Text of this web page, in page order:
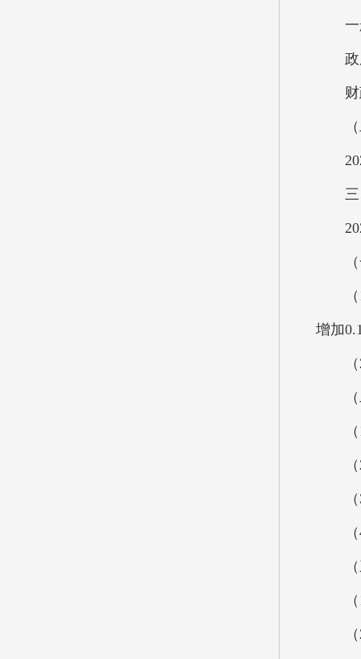
一般
政府
财政
（
三
2020
（一
（1
增加
（2
（二
（1
（2
（3
（4
（三
（1
（2